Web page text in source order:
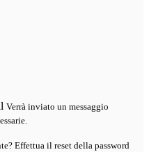
Verrà inviato un messaggio
Effettua il reset della password